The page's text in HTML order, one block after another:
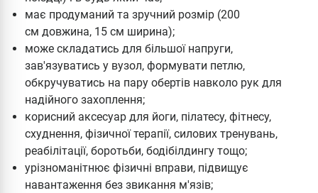
має продуманий та зручний розмір (200
см довжина, 15 см ширина);
може складатись для більшої напруги,
зав'язуватись у вузол, формувати петлю,
обкручуватись на пару обертів навколо рук для
надійного захоплення;
корисний аксесуар для йоги, пілатесу, фітнесу,
схуднення, фізичної терапії, силових тренувань,
реабілітації, боротьби, бодібілдингу тощо;
урізноманітнює фізичні вправи, підвищує
навантаження без звикання м'язів;